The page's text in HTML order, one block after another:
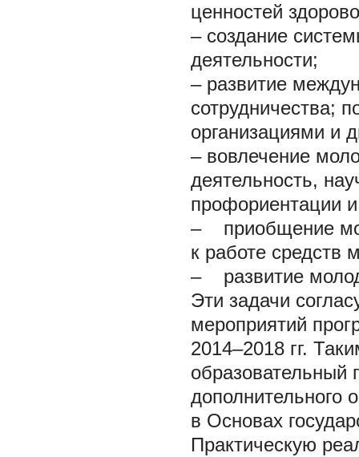
ценностей
– создание
деятельности;
– развитие
сотрудничества;
организациями и
– вовлечение
деятельность,
профориентации
– приобщение
к работе средств
– развитие
Эти задачи
мероприятий
2014–2018 гг.
образовательный
дополнительного
в Основах
Практическую